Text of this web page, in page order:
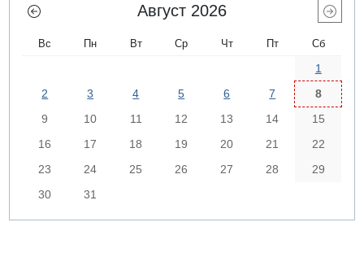
Август 2026
Вс Пн Вт Ср Чт Пт Сб
1
2
3 4 5 6 7
8
9
10 11 12 13 14
15
16
17 18 19 20 21
22
23
24 25 26 27 28
29
30
31